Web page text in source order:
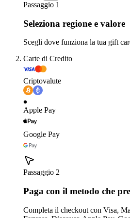
Passaggio 1
Seleziona regione e valore
Scegli dove funziona la tua gift
Carte di Credito
Criptovalute
Apple Pay
Google Pay
Passaggio 2
Paga con il metodo che
Completa il checkout con Visa,